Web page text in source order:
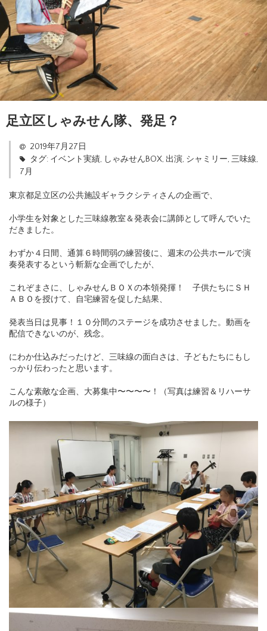
足立区しゃみせん隊、発足？
2019年7月27日
タグ: イベント実績, しゃみせんBOX, 出演, シャミリー, 三味線,
7月
東京都足立区の公共施設ギャラクシティさんの企画で、
小学生を対象とした三味線教室＆発表会に講師として呼んでいた
だきました。
わずか４日間、通算６時間弱の練習後に、週末の公共ホールで演
奏発表するという斬新な企画でしたが、
これぞまさに、しゃみせんＢＯＸの本領発揮！ 子供たちにＳＨ
ＡＢＯを授けて、自宅練習を促した結果、
発表当日は見事！１０分間のステージを成功させました。動画を
配信できないのが、残念。
にわか仕込みだったけど、三味線の面白さは、子どもたちにもし
っかり伝わったと思います。
こんな素敵な企画、大募集中〜〜〜〜！（写真は練習＆リハーサ
ルの様子）